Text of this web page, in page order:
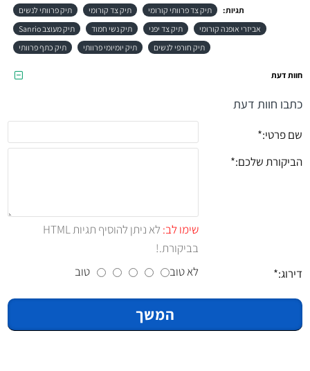
תגיות: תיק צד פרוותי קורומי תיק צד קורומי
תיק פרוותי לנשים
אביזרי אופנה קורומי
תיק צד יפני תיק נשי חמוד
תיק מעוצב Sanrio
תיק חורפי לנשים
תיק יומיומי פרוותי תיק כתף פרוותי
חוות דעת
כתבו חוות דעת
שם פרטי:
הביקורת שלכם:
שימו לב:
לא ניתן להוסיף תגיות HTML
בביקורת.!
דירוג:
לא טוב טוב
המשך